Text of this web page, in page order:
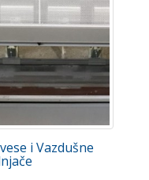
i Vazdušne